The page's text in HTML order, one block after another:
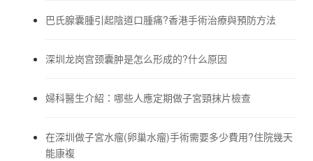
巴氏腺囊腫引起陰道口腫痛?香港手術治療與預防方法
深圳龙岗宫颈囊肿是怎么形成的?什么原因
婦科醫生介紹：哪些人應定期做子宮頸抹片檢查
在深圳做子宮水瘤(卵巢水瘤)手術需要多少費用?住院幾天
能康複